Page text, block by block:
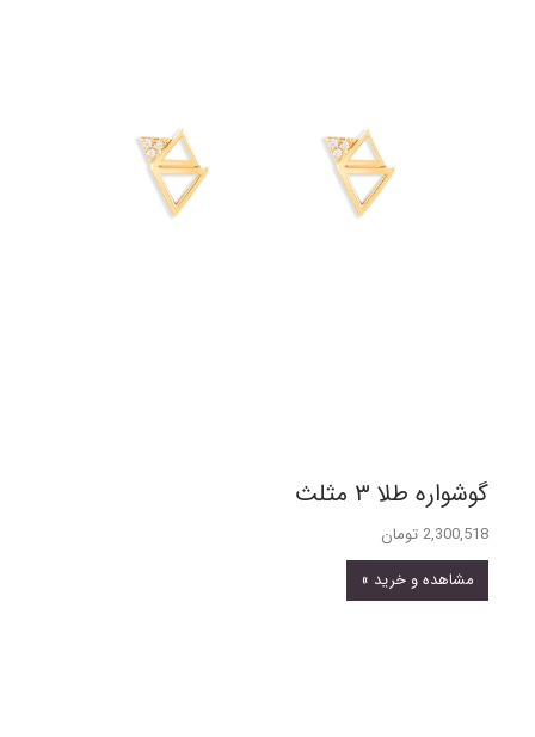
گوشواره طلا ۳ مثلث
2,300,518 تومان
مشاهده و خرید »